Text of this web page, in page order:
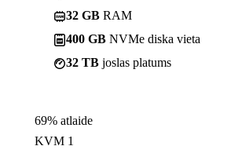
32 GB RAM
400 GB NVMe diska vieta
32 TB joslas platums
69% atlaide
KVM 1